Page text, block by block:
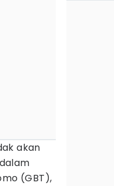
akan
dalam
(GBT),